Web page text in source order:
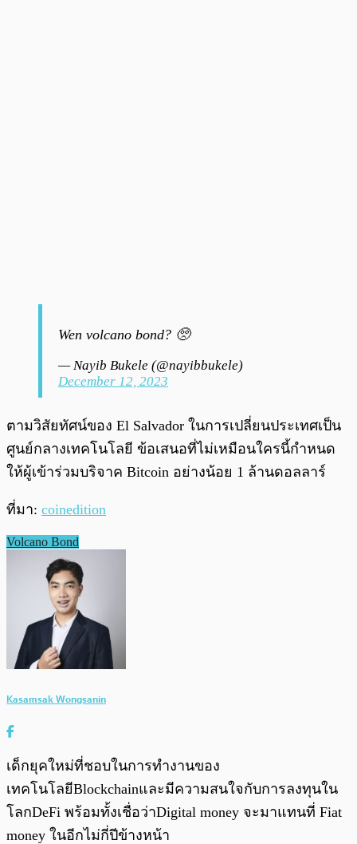
Wen volcano bond? 🥺
— Nayib Bukele (@nayibbukele)
December 12, 2023
ตามวิสัยทัศน์ของ El Salvador ในการเปลี่ยนประเทศเป็น
ศูนย์กลางเทคโนโลยี ข้อเสนอที่ไม่เหมือนใครนี้กำหนด
ให้ผู้เข้าร่วมบริจาค Bitcoin อย่างน้อย 1 ล้านดอลลาร์
ที่มา: coinedition
Volcano Bond
Kasamsak Wongsanin
เด็กยุคใหม่ที่ชอบในการทำงานของ
เทคโนโลยีBlockchainและมีความสนใจกับการลงทุนใน
โลกDeFi พร้อมทั้งเชื่อว่าDigital money จะมาแทนที่ Fiat
money ในอีกไม่กี่ปีข้างหน้า